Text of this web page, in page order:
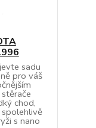
sadu
pro váš
chod,
s nano